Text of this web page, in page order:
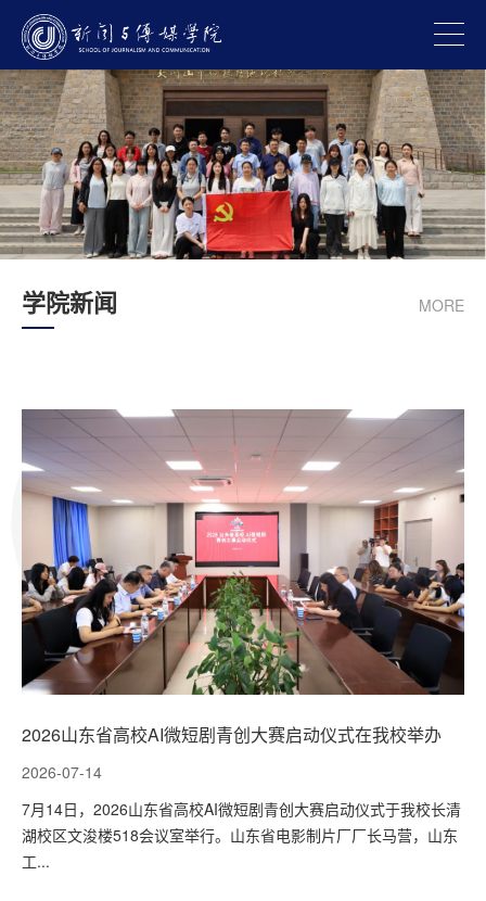
学院新闻 MORE
2026山东省高校AI微短剧青创大赛启动仪式在我校举办
2026-07-14
7月14日，2026山东省高校AI微短剧青创大赛启动仪式于我校长清
湖校区文浚楼518会议室举行。山东省电影制片厂厂长马营，山东
工...